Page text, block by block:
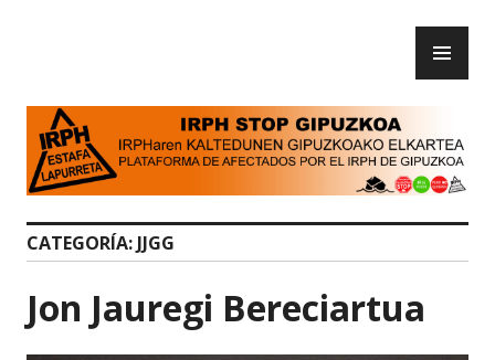
CATEGORÍA: JJGG
Jon Jauregi Bereciartua